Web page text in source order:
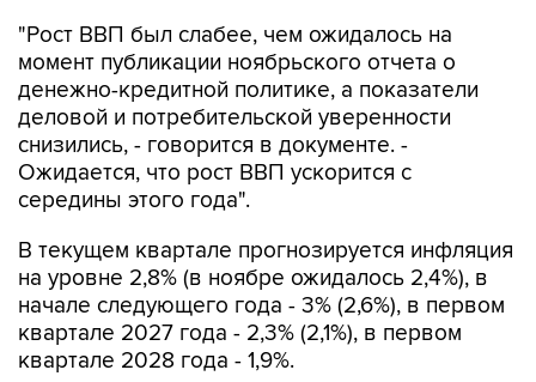
"Рост ВВП был слабее, чем ожидалось на
момент публикации ноябрьского отчета о
денежно-кредитной политике, а показатели
деловой и потребительской уверенности
снизились, - говорится в документе. -
Ожидается, что рост ВВП ускорится с
середины этого года".
В текущем квартале прогнозируется инфляция
на уровне 2,8% (в ноябре ожидалось 2,4%), в
начале следующего года - 3% (2,6%), в первом
квартале 2027 года - 2,3% (2,1%), в первом
квартале 2028 года - 1,9%.